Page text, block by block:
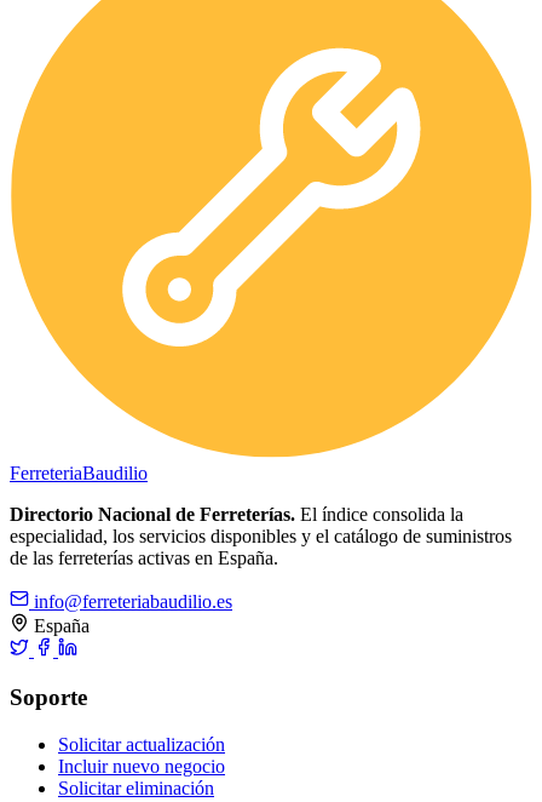
FerreteriaBaudilio
Directorio Nacional de Ferreterías. El índice consolida la
especialidad, los servicios disponibles y el catálogo de suministros
de las ferreterías activas en España.
info@ferreteriabaudilio.es
España
Soporte
Solicitar actualización
Incluir nuevo negocio
Solicitar eliminación